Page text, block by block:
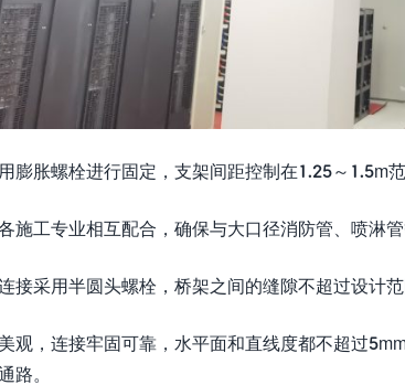
膨胀螺栓进行固定，支架间距控制在1.25～1.5m范
施工专业相互配合，确保与大口径消防管、喷淋管
接采用半圆头螺栓，桥架之间的缝隙不超过设计范
观，连接牢固可靠，水平面和直线度都不超过
路。